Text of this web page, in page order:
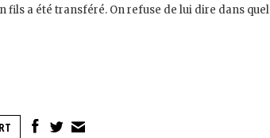
fils a été transféré. On refuse de lui dire dans quel